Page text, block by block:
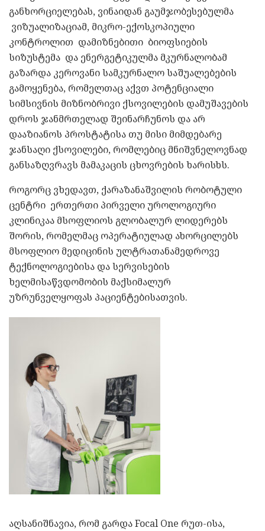
განხორციელებას, ვინაიდან გაუმჯობესებულმა
ვიზუალიზაციამ, მიკრო-ექოსკოპიული
კონტროლით დამიზნებითი ბიოფსიების
სიზუსტემა და ენერგეტიკულმა მკურნალობამ
გაზარდა კეროვანი სამკურნალო საშუალებების
გამოყენება, რომელთაც აქვთ პოტენციალი
სიმსივნის მიზნობრივი ქსოვილების დამუშავების
დროს ჯანმრთელად შეინარჩუნოს და არ
დააზიანოს პროსტატისა თუ მისი მიმდებარე
ჯანსაღი ქსოვილები, რომლებიც მნიშვნელოვნად
განსაზღვრავს მამაკაცის ცხოვრების ხარისხს.
როგორც ვხედავთ, ქარაზანაშვილის რობოტული
ცენტრი ერთერთი პირველი უროლოგიური
კლინიკაა მსოფლიოს გლობალურ ლიდერებს
შორის, რომელმაც ოპერატიულად ახორცილებს
მსოფლიო მედიცინის ულტრათანამედროვე
ტექნოლოგიებისა და სერვისების
ხელმისაწვდომობის მაქსიმალურ
უზრუნველყოფას პაციენტებისათვის.
აღსანიშნავია, რომ გარდა Focal One რუთ-ისა,